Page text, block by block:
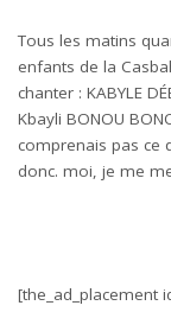
Tous les matins
enfants de la
chanter : KABYLE
Kbayli BONOU
comprenais pas ce
donc. moi, je me
[the_ad_placement